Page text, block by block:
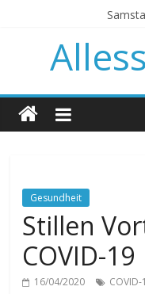
Gesundheit
Stillen
COVID-19
16/04/2020 COVID-